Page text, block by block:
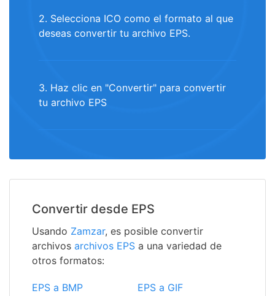
2. Selecciona ICO como el formato al que
deseas convertir tu archivo EPS.
3. Haz clic en "Convertir" para convertir
tu archivo EPS
Convertir desde EPS
Usando Zamzar, es posible convertir
archivos archivos EPS a una variedad de
otros formatos:
EPS a BMP
EPS a GIF